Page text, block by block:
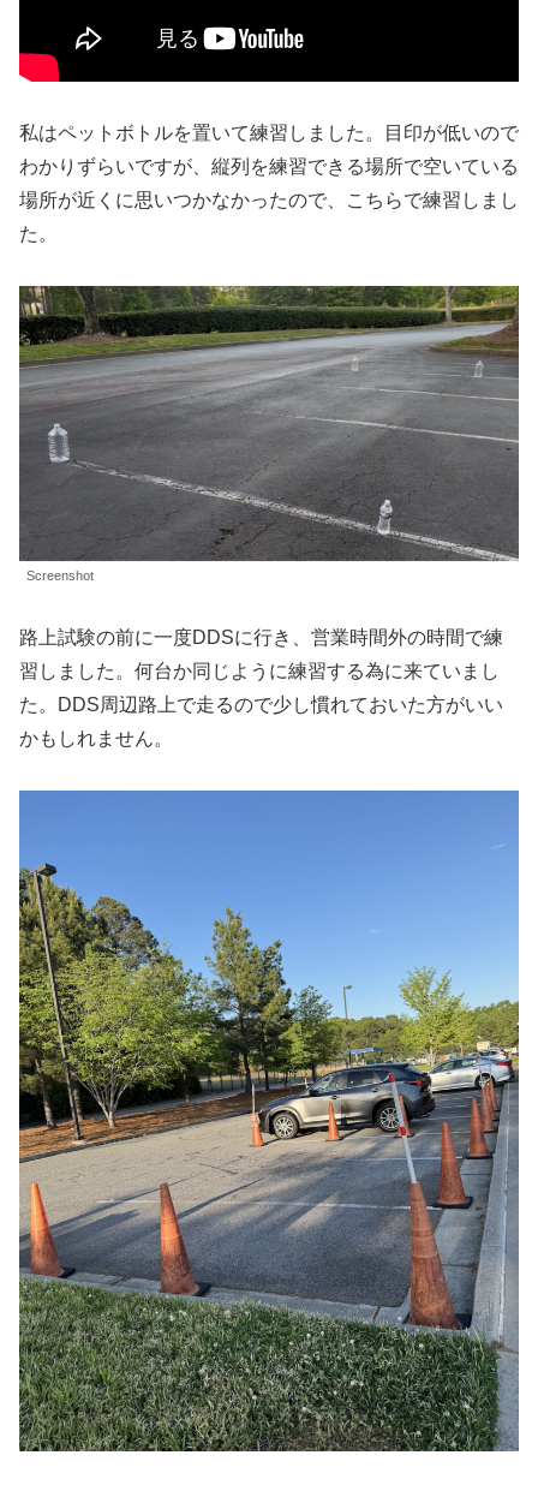
私はペットボトルを置いて練習しました。目印が低いので
わかりずらいですが、縦列を練習できる場所で空いている
場所が近くに思いつかなかったので、こちらで練習しまし
た。
Screenshot
路上試験の前に一度DDSに行き、営業時間外の時間で練
習しました。何台か同じように練習する為に来ていまし
た。DDS周辺路上で走るので少し慣れておいた方がいい
かもしれません。